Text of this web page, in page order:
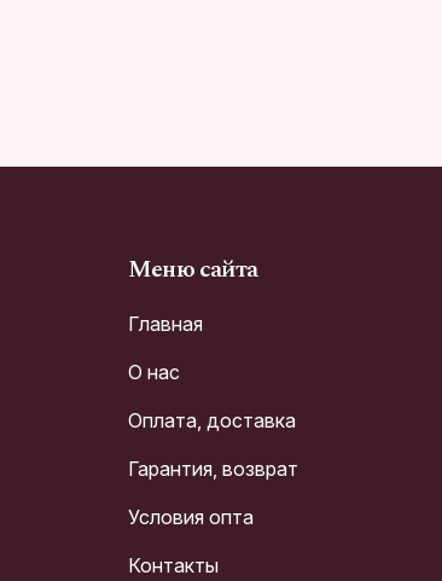
Меню сайта
Главная
О нас
Оплата, доставка
Гарантия, возврат
Условия опта
Контакты